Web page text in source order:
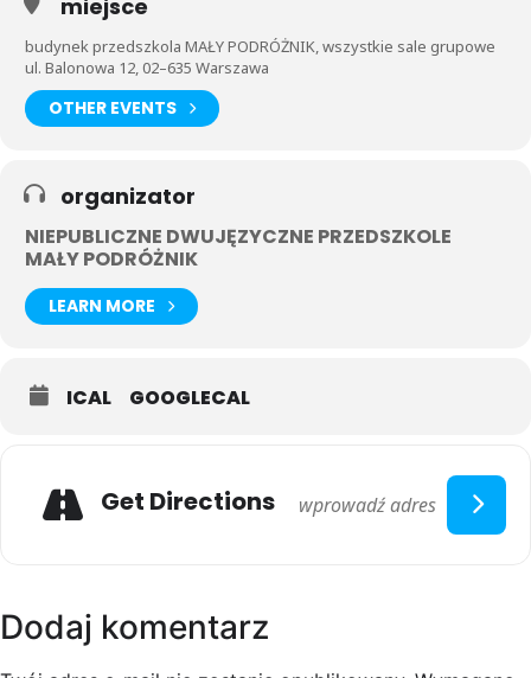
miejsce
budynek przedszkola MAŁY PODRÓŻNIK, wszystkie sale grupowe
ul. Balonowa 12, 02–635 Warszawa
OTHER EVENTS
organizator
NIEPUBLICZNE DWUJĘZYCZNE PRZEDSZKOLE
MAŁY PODRÓŻNIK
LEARN MORE
ICAL GOOGLECAL
Get Directions
Dodaj komentarz